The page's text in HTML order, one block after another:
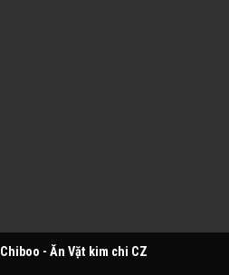
Chiboo - Ăn Vặt kim chi CZ